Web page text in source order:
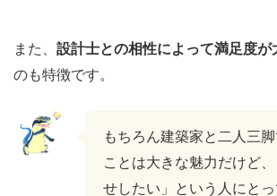
また、 設計士との相性によって満足度が
のも特徴です。
もちろん建築家と二人三
ことは大きな魅力だけど
せしたい」という人にと